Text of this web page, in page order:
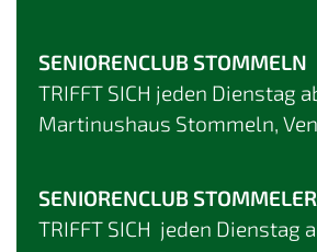
SENIORENCLUB STOMMELN
TRIFFT SICH jeden Dienstag
Martinushaus Stommeln,
SENIORENCLUB
TRIFFT SICH jeden Dienstag